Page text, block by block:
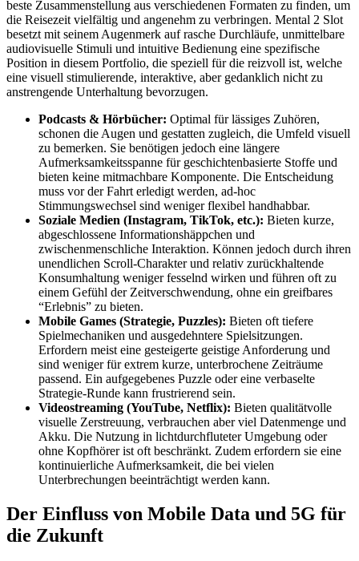
beste Zusammenstellung aus verschiedenen Formaten zu finden, um
die Reisezeit vielfältig und angenehm zu verbringen. Mental 2 Slot
besetzt mit seinem Augenmerk auf rasche Durchläufe, unmittelbare
audiovisuelle Stimuli und intuitive Bedienung eine spezifische
Position in diesem Portfolio, die speziell für die reizvoll ist, welche
eine visuell stimulierende, interaktive, aber gedanklich nicht zu
anstrengende Unterhaltung bevorzugen.
Podcasts & Hörbücher: Optimal für lässiges Zuhören,
schonen die Augen und gestatten zugleich, die Umfeld visuell
zu bemerken. Sie benötigen jedoch eine längere
Aufmerksamkeitsspanne für geschichtenbasierte Stoffe und
bieten keine mitmachbare Komponente. Die Entscheidung
muss vor der Fahrt erledigt werden, ad-hoc
Stimmungswechsel sind weniger flexibel handhabbar.
Soziale Medien (Instagram, TikTok, etc.): Bieten kurze,
abgeschlossene Informationshäppchen und
zwischenmenschliche Interaktion. Können jedoch durch ihren
unendlichen Scroll-Charakter und relativ zurückhaltende
Konsumhaltung weniger fesselnd wirken und führen oft zu
einem Gefühl der Zeitverschwendung, ohne ein greifbares
“Erlebnis” zu bieten.
Mobile Games (Strategie, Puzzles): Bieten oft tiefere
Spielmechaniken und ausgedehntere Spielsitzungen.
Erfordern meist eine gesteigerte geistige Anforderung und
sind weniger für extrem kurze, unterbrochene Zeiträume
passend. Ein aufgegebenes Puzzle oder eine verbaselte
Strategie-Runde kann frustrierend sein.
Videostreaming (YouTube, Netflix): Bieten qualitätvolle
visuelle Zerstreuung, verbrauchen aber viel Datenmenge und
Akku. Die Nutzung in lichtdurchfluteter Umgebung oder
ohne Kopfhörer ist oft beschränkt. Zudem erfordern sie eine
kontinuierliche Aufmerksamkeit, die bei vielen
Unterbrechungen beeinträchtigt werden kann.
Der Einfluss von Mobile Data und 5G für
die Zukunft